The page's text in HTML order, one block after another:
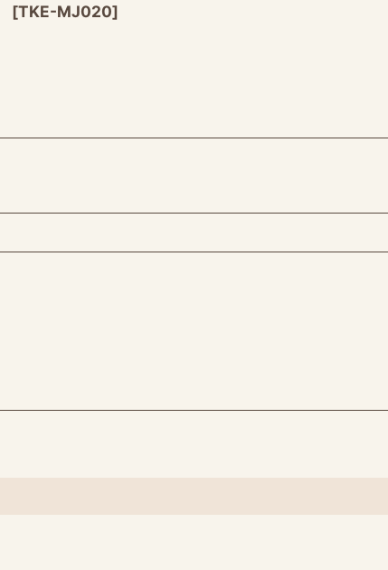
[TKE-MJ020]